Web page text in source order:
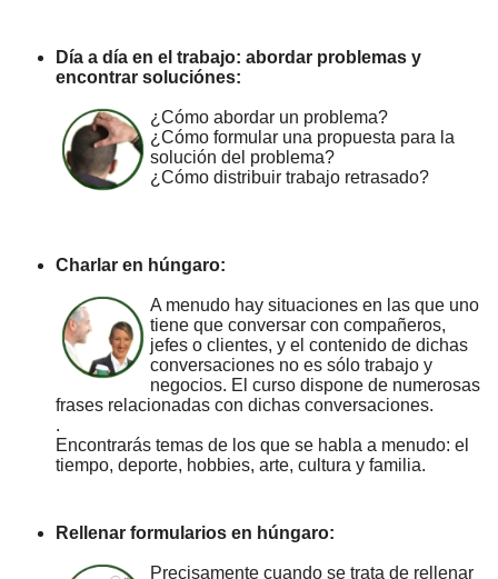
Día a día en el trabajo: abordar problemas y
encontrar soluciónes:
¿Cómo abordar un problema?
¿Cómo formular una propuesta para la
solución del problema?
¿Cómo distribuir trabajo retrasado?
Charlar en húngaro:
A menudo hay situaciones en las que uno
tiene que conversar con compañeros,
jefes o clientes, y el contenido de dichas
conversaciones no es sólo trabajo y
negocios. El curso dispone de numerosas
frases relacionadas con dichas conversaciones.
.
Encontrarás temas de los que se habla a menudo: el
tiempo, deporte, hobbies, arte, cultura y familia.
Rellenar formularios en húngaro:
Precisamente cuando se trata de rellenar